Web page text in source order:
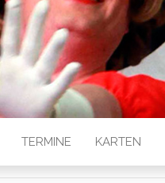
TERMINE KARTEN